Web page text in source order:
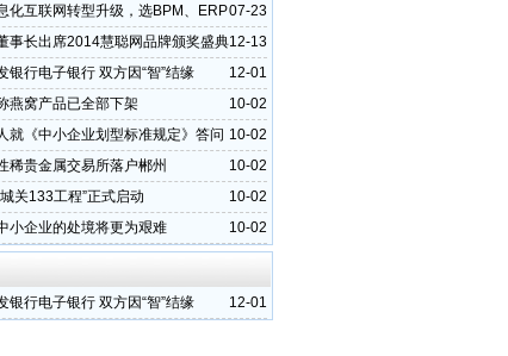
在
07-23
化互联网转型升级，选BPM、ERP
12-13
事长出席2014慧聪网品牌颁奖盛典
12-01
银行电子银行 双方因“智”结缘
10-02
燕窝产品已全部下架
10-02
就《中小企业划型标准规定》答问
10-02
稀贵金属交易所落户郴州
10-02
关133工程”正式启动
10-02
小企业的处境将更为艰难
12-01
银行电子银行 双方因“智”结缘